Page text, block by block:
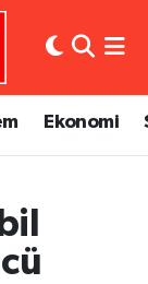
Ekonomi